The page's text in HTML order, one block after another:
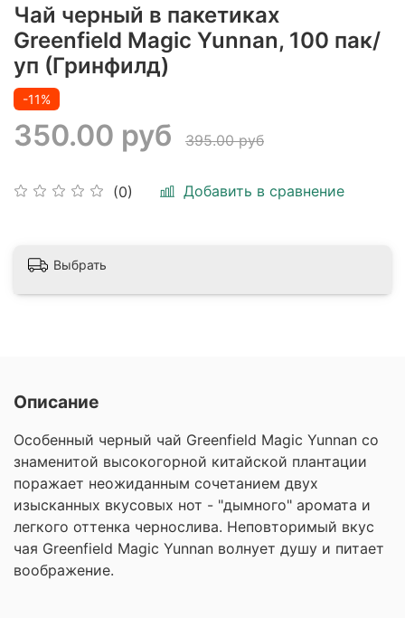
Чай черный в пакетиках
Greenfield Magic Yunnan, 100 пак/
уп (Гринфилд)
(0) Добавить в сравнение
-11%
350.00 руб 395.00 руб
Выбрать
Описание
Особенный черный чай Greenfield Magic Yunnan со
знаменитой высокогорной китайской плантации
поражает неожиданным сочетанием двух
изысканных вкусовых нот - "дымного" аромата и
легкого оттенка чернослива. Неповторимый вкус
чая Greenfield Magic Yunnan волнует душу и питает
воображение.